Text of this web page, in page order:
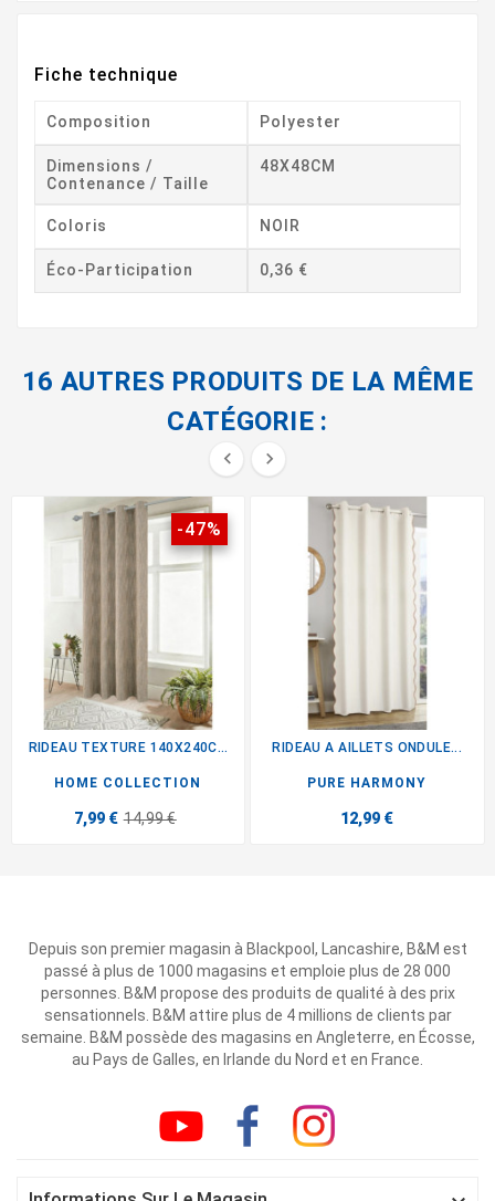
Fiche technique
Composition Polyester
Dimensions /
Contenance / Taille
48X48CM
Coloris NOIR
Éco-Participation 0,36 €
16 AUTRES PRODUITS DE LA MÊME
CATÉGORIE :
 
-47%
RIDEAU TEXTURE 140X240CM KAKI
HOME COLLECTION
7,99 € 14,99 €
RIDEAU A AILLETS ONDULE...
PURE HARMONY
12,99 €
Depuis son premier magasin à Blackpool, Lancashire, B&M est
passé à plus de 1000 magasins et emploie plus de 28 000
personnes. B&M propose des produits de qualité à des prix
sensationnels. B&M attire plus de 4 millions de clients par
semaine. B&M possède des magasins en Angleterre, en Écosse,
au Pays de Galles, en Irlande du Nord et en France.